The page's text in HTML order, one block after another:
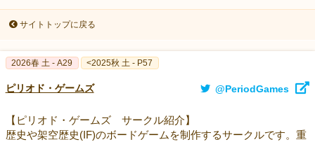
サイトトップに戻る
2026春 土 - A29 <2025秋 土 - P57
ピリオド・ゲームズ @PeriodGames
【ピリオド・ゲームズ サークル紹介】
歴史や架空歴史(IF)のボードゲームを制作するサークルです。重